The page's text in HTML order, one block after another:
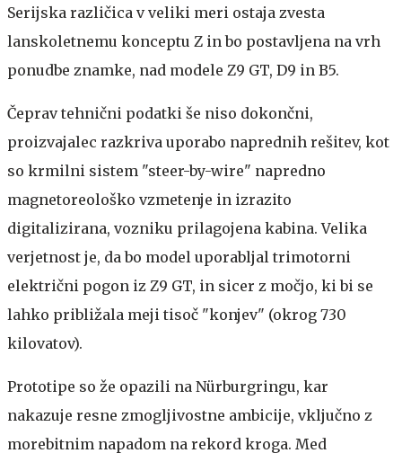
Serijska različica v veliki meri ostaja zvesta
lanskoletnemu konceptu Z in bo postavljena na vrh
ponudbe znamke, nad modele Z9 GT, D9 in B5.
Čeprav tehnični podatki še niso dokončni,
proizvajalec razkriva uporabo naprednih rešitev, kot
so krmilni sistem "steer-by-wire" napredno
magnetoreološko vzmetenje in izrazito
digitalizirana, vozniku prilagojena kabina. Velika
verjetnost je, da bo model uporabljal trimotorni
električni pogon iz Z9 GT, in sicer z močjo, ki bi se
lahko približala meji tisoč "konjev" (okrog 730
kilovatov).
Prototipe so že opazili na Nürburgringu, kar
nakazuje resne zmogljivostne ambicije, vključno z
morebitnim napadom na rekord kroga. Med